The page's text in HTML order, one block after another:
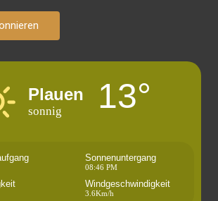
Plauen
sonnig 13°
Sonnenuntergang
08:46 PM
Windgeschwindigkeit
3.6Km/h